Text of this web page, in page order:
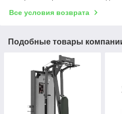
Все условия возврата
Подобные товары